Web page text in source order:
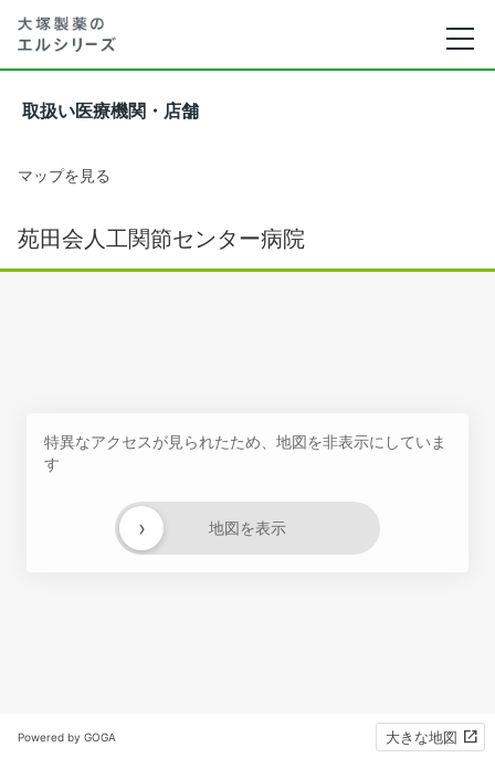
取扱い医療機関・店舗
マップを見る
苑田会人工関節センター病院
特異なアクセスが見られたため、地図を非表示にしていま
す
地図を表示
›
Powered by GOGA 大きな地図